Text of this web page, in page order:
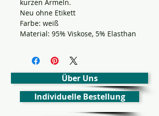
kurzen Ärmeln.
Neu ohne Etikett
Farbe: weiß
Material: 95% Viskose, 5% Elasthan
Über Uns
Individuelle Bestellung